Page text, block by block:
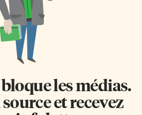
les médias.
et recevez